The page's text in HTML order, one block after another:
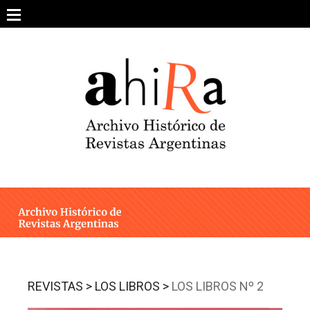
content
ARCHIVO DE REVISTAS
ESTUDIOS CRÍTICOS
INTEGRANTES
REVISTAS > LOS LIBROS > LOS LIBROS Nº 2